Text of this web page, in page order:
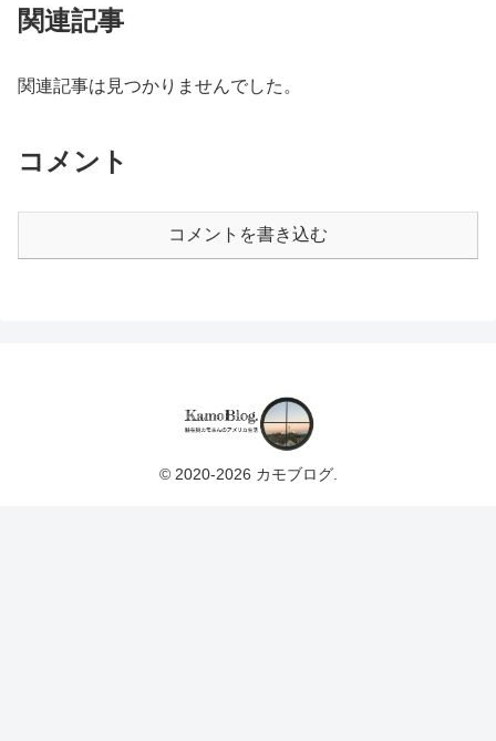
関連記事
関連記事は見つかりませんでした。
コメント
コメントを書き込む
© 2020-2026 カモブログ.